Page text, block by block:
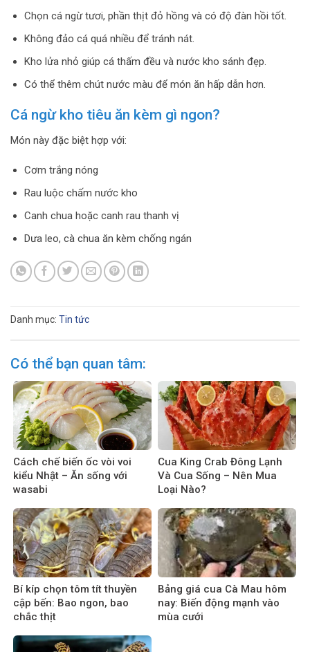
Chọn cá ngừ tươi, phần thịt đỏ hồng và có độ đàn hồi tốt.
Không đảo cá quá nhiều để tránh nát.
Kho lửa nhỏ giúp cá thấm đều và nước kho sánh đẹp.
Có thể thêm chút nước màu để món ăn hấp dẫn hơn.
Cá ngừ kho tiêu ăn kèm gì ngon?
Món này đặc biệt hợp với:
Cơm trắng nóng
Rau luộc chấm nước kho
Canh chua hoặc canh rau thanh vị
Dưa leo, cà chua ăn kèm chống ngán
Danh mục: Tin tức
Có thể bạn quan tâm:
Cách chế biến ốc vòi voi
kiểu Nhật – Ăn sống với
wasabi
Cua King Crab Đông Lạnh
Và Cua Sống – Nên Mua
Loại Nào?
Bí kíp chọn tôm tít thuyền
cập bến: Bao ngon, bao
chắc thịt
Bảng giá cua Cà Mau hôm
nay: Biến động mạnh vào
mùa cưới